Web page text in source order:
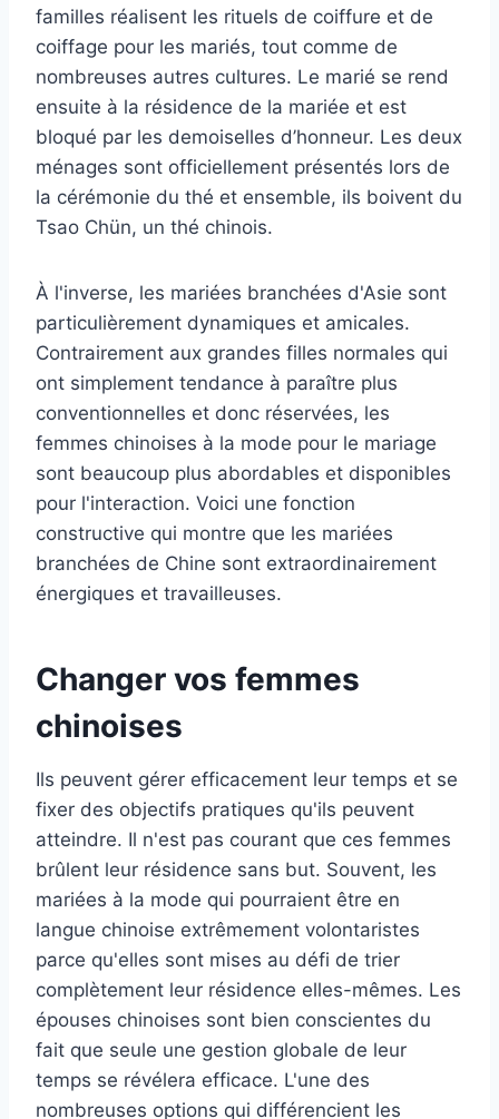
familles réalisent les rituels de coiffure et de
coiffage pour les mariés, tout comme de
nombreuses autres cultures. Le marié se rend
ensuite à la résidence de la mariée et est
bloqué par les demoiselles d’honneur. Les deux
ménages sont officiellement présentés lors de
la cérémonie du thé et ensemble, ils boivent du
Tsao Chün, un thé chinois.
À l'inverse, les mariées branchées d'Asie sont
particulièrement dynamiques et amicales.
Contrairement aux grandes filles normales qui
ont simplement tendance à paraître plus
conventionnelles et donc réservées, les
femmes chinoises à la mode pour le mariage
sont beaucoup plus abordables et disponibles
pour l'interaction. Voici une fonction
constructive qui montre que les mariées
branchées de Chine sont extraordinairement
énergiques et travailleuses.
Changer vos femmes
chinoises
Ils peuvent gérer efficacement leur temps et se
fixer des objectifs pratiques qu'ils peuvent
atteindre. Il n'est pas courant que ces femmes
brûlent leur résidence sans but. Souvent, les
mariées à la mode qui pourraient être en
langue chinoise extrêmement volontaristes
parce qu'elles sont mises au défi de trier
complètement leur résidence elles-mêmes. Les
épouses chinoises sont bien conscientes du
fait que seule une gestion globale de leur
temps se révélera efficace. L'une des
nombreuses options qui différencient les